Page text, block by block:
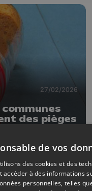
27/02/2026
des pièges
de vos
des cookies et des
accéder à des informations
personnelles, telles